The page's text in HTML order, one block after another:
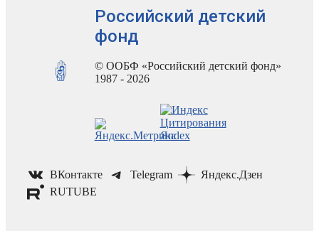
Российский детский
фонд
© ООБФ «Российский детский фонд»
1987 - 2026
ВКонтакте Telegram
Яндекс.Дзен
RUTUBE